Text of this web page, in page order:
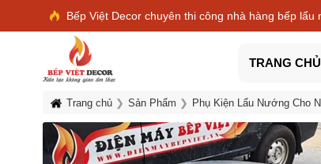
Bếp Việt Decor chuyên thi công nhà hàng bếp lẩu
TRANG CHỦ
Trang chủ Sản Phẩm Phụ Kiện Lẩu Nướng Cho